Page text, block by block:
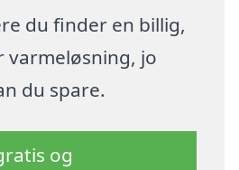
du finder en billig,
varmeløsning, jo
du spare.
og